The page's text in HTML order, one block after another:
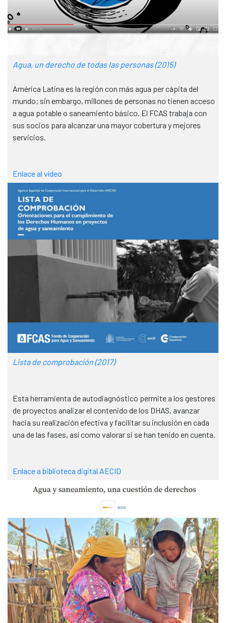
Agua, un derecho de todas las personas (2015)
América Latina es la región con más agua per cápita del
mundo; sin embargo, millones de personas no tienen acceso
a agua potable o saneamiento básico. El FCAS trabaja con
sus socios para alcanzar una mayor cobertura y mejores
servicios.
Enlace al vídeo
Lista de comprobación (2017)
Esta herramienta de autodiagnóstico permite a los gestores
de proyectos analizar el contenido de los DHAS, avanzar
hacia su realización efectiva y facilitar su inclusión en cada
una de las fases, así como valorar si se han tenido en cuenta.
Enlace a biblioteca digital AECID